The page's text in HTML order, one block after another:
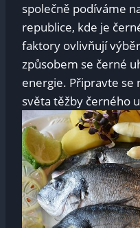
společně podíváme
republice, kde je
faktory ovlivňují
způsobem se černé
energie. Připravte se
světa těžby černého